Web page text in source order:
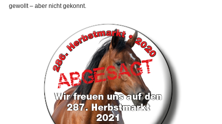
gewollt – aber nicht gekonnt.